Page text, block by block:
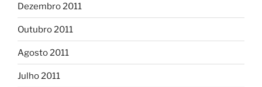
Dezembro 2011
Outubro 2011
Agosto 2011
Julho 2011